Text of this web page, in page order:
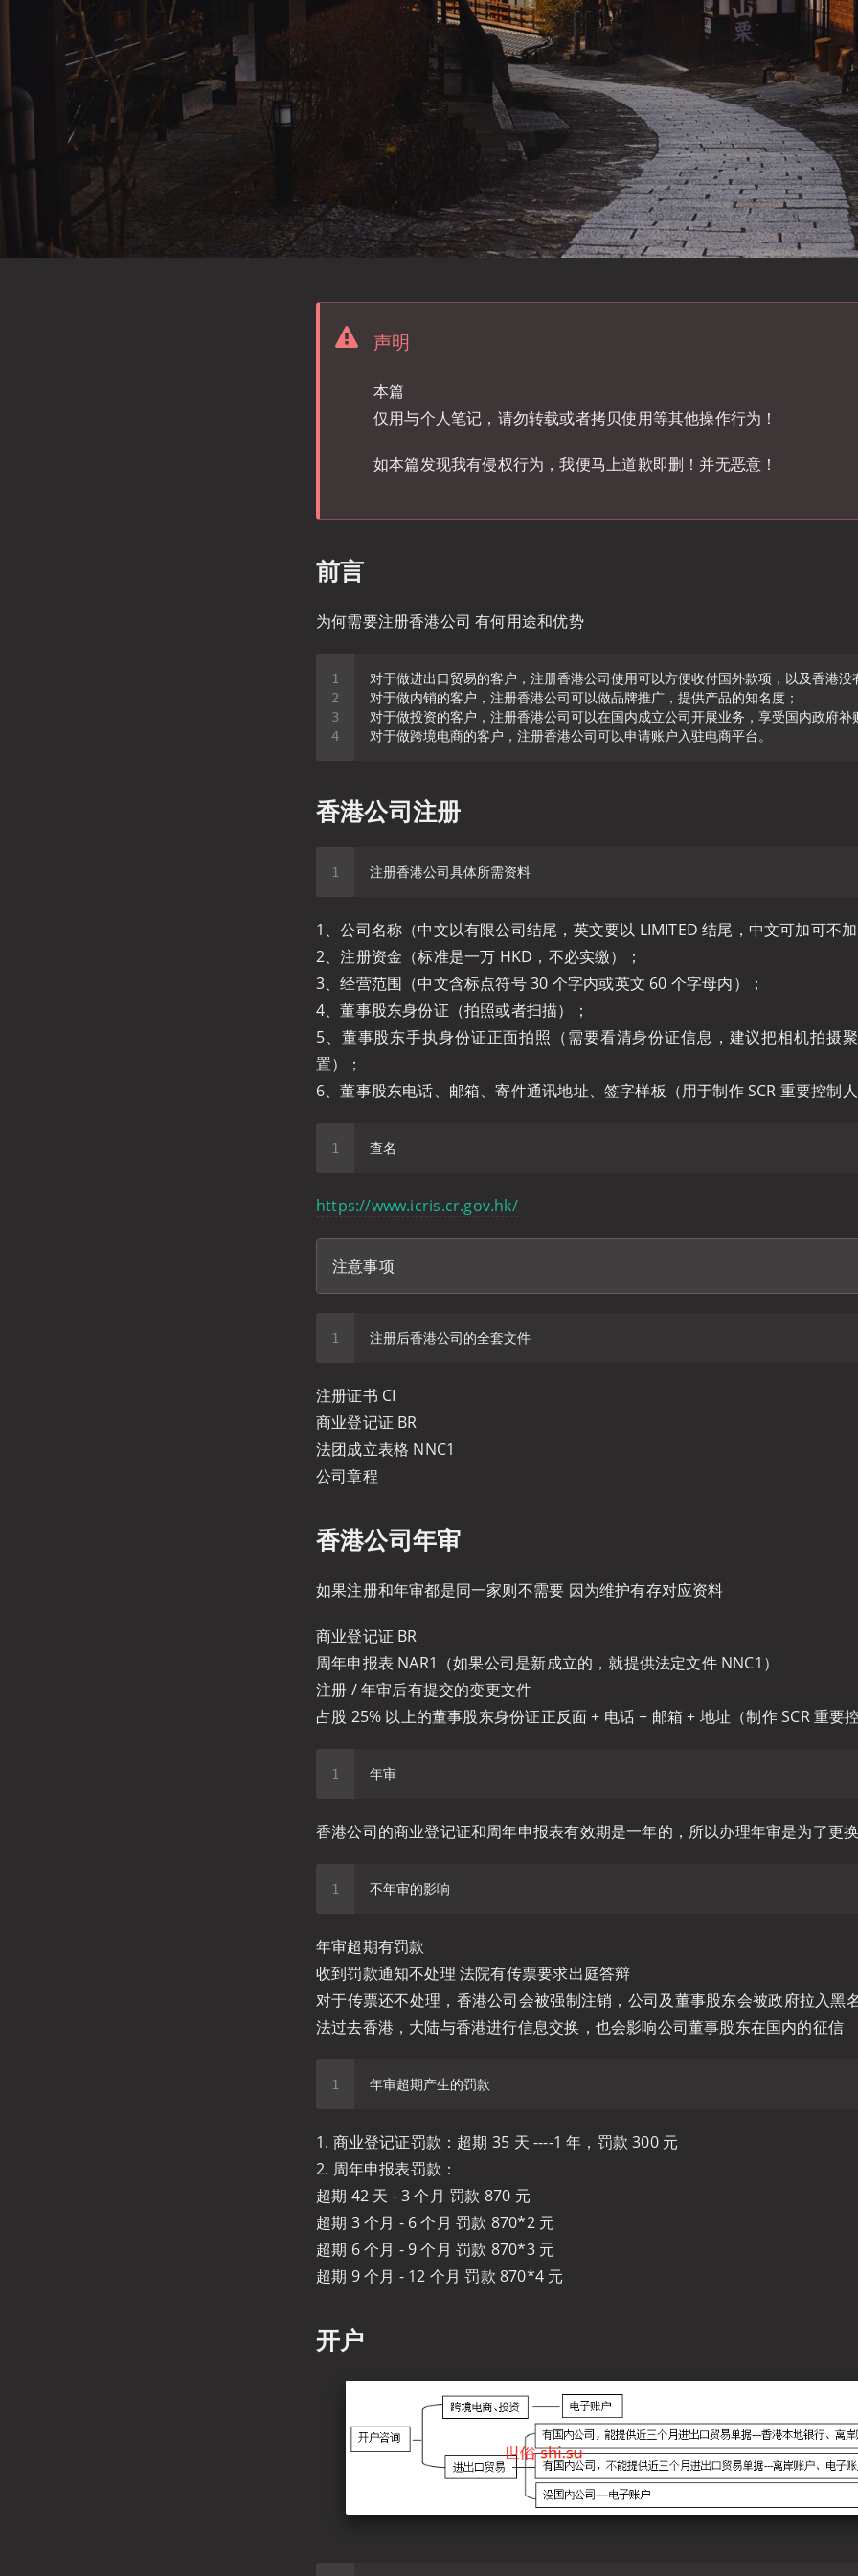
声明
本篇
仅用与个人笔记，请勿转载或者拷贝使用等其他操作行为！
如本篇发现我有侵权行为，我便马上道歉即删！并无恶意！
前言
为何需要注册香港公司 有何用途和优势
香港公司注册
1、公司名称（中文以有限公司结尾，英文要以 LIMITED 结尾，中文可加可不加
2、注册资金（标准是一万 HKD，不必实缴）；
3、经营范围（中文含标点符号 30 个字内或英文 60 个字母内）；
4、董事股东身份证（拍照或者扫描）；
5、董事股东手执身份证正面拍照（需要看清身份证信息，建议把相机拍摄
置）；
6、董事股东电话、邮箱、寄件通讯地址、签字样板（用于制作 SCR 重要控制人
https://www.icris.cr.gov.hk/
注意事项
注册证书 CI
商业登记证 BR
法团成立表格 NNC1
公司章程
香港公司年审
如果注册和年审都是同一家则不需要 因为维护有存对应资料
商业登记证 BR
周年申报表 NAR1（如果公司是新成立的，就提供法定文件 NNC1）
注册 / 年审后有提交的变更文件
占股 25% 以上的董事股东身份证正反面 + 电话 + 邮箱 + 地址（制作 SCR 重要
香港公司的商业登记证和周年申报表有效期是一年的，所以办理年审是为了更
年审超期有罚款
收到罚款通知不处理 法院有传票要求出庭答辩
对于传票还不处理，香港公司会被强制注销，公司及董事股东会被政府拉入黑
法过去香港，大陆与香港进行信息交换，也会影响公司董事股东在国内的征信
1. 商业登记证罚款：超期 35 天 ----1 年，罚款 300 元
2. 周年申报表罚款：
超期 42 天 - 3 个月 罚款 870 元
超期 3 个月 - 6 个月 罚款 870*2 元
超期 6 个月 - 9 个月 罚款 870*3 元
超期 9 个月 - 12 个月 罚款 870*4 元
开户